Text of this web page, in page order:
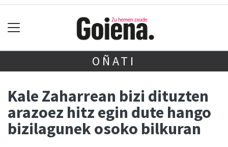
OÑATI
Kale Zaharrean bizi dituzten
arazoez hitz egin dute hango
bizilagunek osoko bilkuran